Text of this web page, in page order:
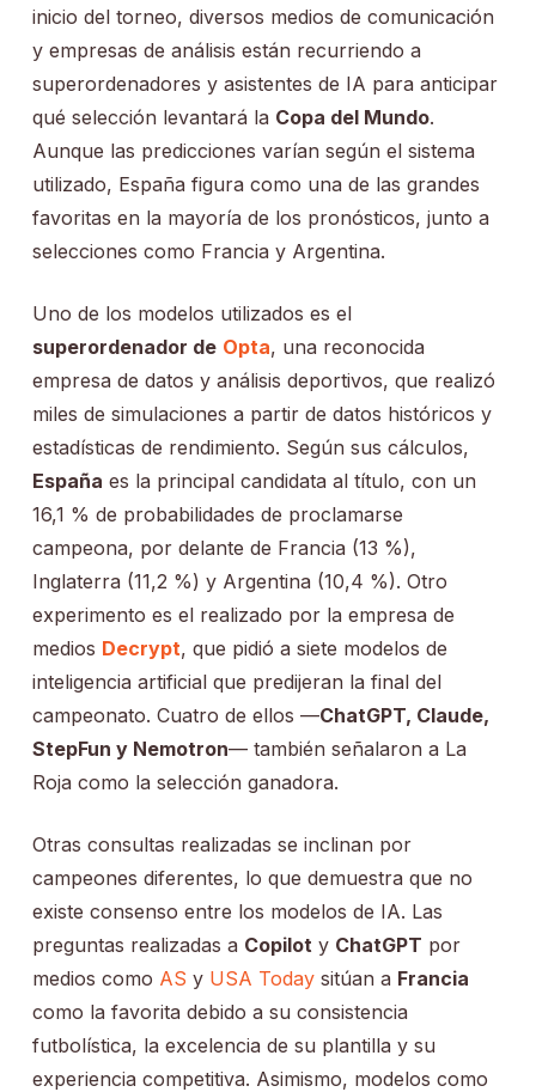
inicio del torneo, diversos medios de comunicación
y empresas de análisis están recurriendo a
superordenadores y asistentes de IA para anticipar
qué selección levantará la Copa del Mundo.
Aunque las predicciones varían según el sistema
utilizado, España figura como una de las grandes
favoritas en la mayoría de los pronósticos, junto a
selecciones como Francia y Argentina.
Uno de los modelos utilizados es el
superordenador de Opta, una reconocida
empresa de datos y análisis deportivos, que realizó
miles de simulaciones a partir de datos históricos y
estadísticas de rendimiento. Según sus cálculos,
España es la principal candidata al título, con un
16,1 % de probabilidades de proclamarse
campeona, por delante de Francia (13 %),
Inglaterra (11,2 %) y Argentina (10,4 %). Otro
experimento es el realizado por la empresa de
medios Decrypt, que pidió a siete modelos de
inteligencia artificial que predijeran la final del
campeonato. Cuatro de ellos —ChatGPT, Claude,
StepFun y Nemotron— también señalaron a La
Roja como la selección ganadora.
Otras consultas realizadas se inclinan por
campeones diferentes, lo que demuestra que no
existe consenso entre los modelos de IA. Las
preguntas realizadas a Copilot y ChatGPT por
medios como AS y USA Todaysitúan a Francia
como la favorita debido a su consistencia
futbolística, la excelencia de su plantilla y su
experiencia competitiva. Asimismo, modelos como